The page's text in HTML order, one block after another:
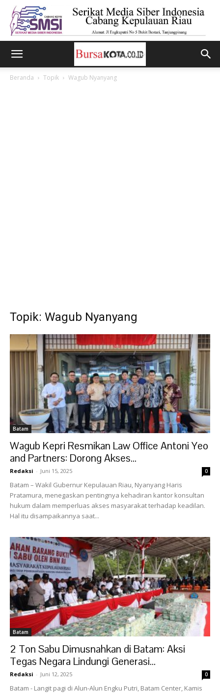
Beranda Topik Wagub Nyanyang
Topik: Wagub Nyanyang
Batam
Wagub Kepri Resmikan Law Office Antoni Yeo
and Partners: Dorong Akses...
Redaksi - Juni 15, 2025 0
Batam – Wakil Gubernur Kepulauan Riau, Nyanyang Haris
Pratamura, menegaskan pentingnya kehadiran kantor konsultan
hukum dalam memperluas akses masyarakat terhadap keadilan.
Hal itu disampaikannya saat...
Batam
2 Ton Sabu Dimusnahkan di Batam: Aksi
Tegas Negara Lindungi Generasi...
Redaksi - Juni 12, 2025 0
Batam - Langit pagi di Alun-Alun Engku Putri, Batam Center, Kamis